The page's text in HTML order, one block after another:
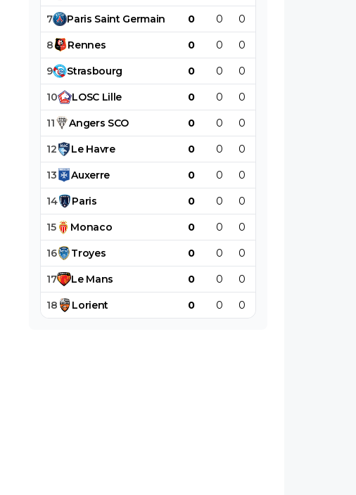
7 Paris Saint Germain 0 0 0
8 Rennes 0 0 0
9 Strasbourg 0 0 0
10 LOSC Lille 0 0 0
11 Angers SCO 0 0 0
12 Le Havre 0 0 0
13 Auxerre 0 0 0
14 Paris 0 0 0
15 Monaco 0 0 0
16 Troyes 0 0 0
17 Le Mans 0 0 0
18 Lorient 0 0 0